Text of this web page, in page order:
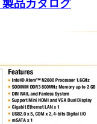
品カタログ